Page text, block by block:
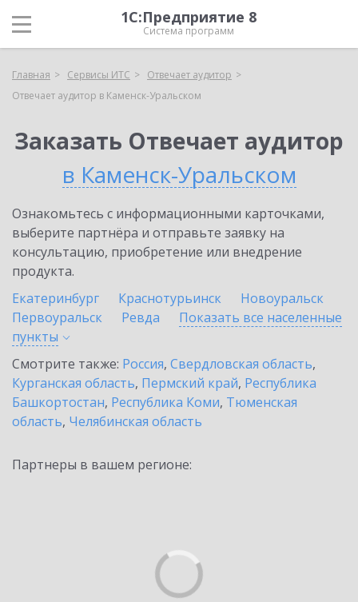
1С:Предприятие 8
Система программ
Главная Сервисы ИТС
Отвечает аудитор
Отвечает аудитор в Каменск-Уральском
Заказать Отвечает аудитор
в Каменск-Уральском
Ознакомьтесь с информационными карточками,
выберите партнёра и отправьте заявку на
консультацию, приобретение или внедрение
продукта.
Екатеринбург
Краснотурьинск
Новоуральск
Первоуральск
Ревда
Показать все населенные
пункты
Смотрите также: Россия, Свердловская область,
Курганская область, Пермский край, Республика
Башкортостан, Республика Коми, Тюменская
область, Челябинская область
Партнеры в вашем регионе: